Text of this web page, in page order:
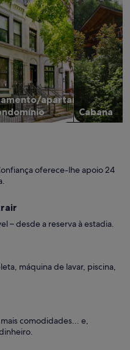
apartamento
Cabana
oferece-lhe apoio 24
– desde a reserva à estadia.
máquina de lavar, piscina,
comodidades... e,